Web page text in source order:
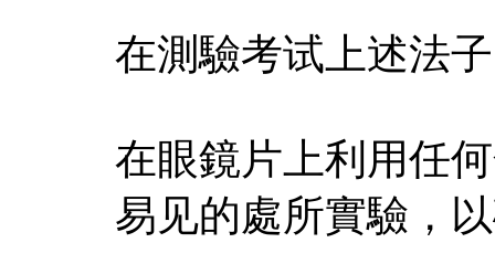
在測驗考试上述法
在眼鏡片上利用任
易见的處所實驗，